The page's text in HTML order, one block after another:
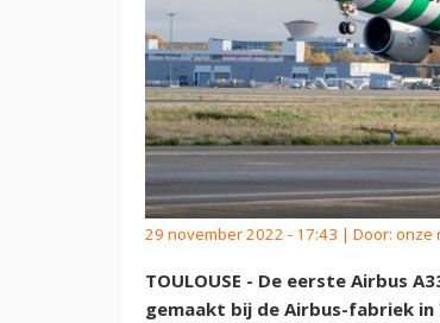
29 november 2022 - 17:43 | Door: onze
TOULOUSE - De eerste Airbus
gemaakt bij de Airbus-fabriek